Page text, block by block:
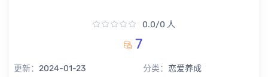
0.0/0 人
7
更新： 2024-01-23 分类： 恋爱养成